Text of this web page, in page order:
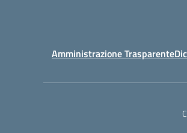
Amministrazione Trasparente